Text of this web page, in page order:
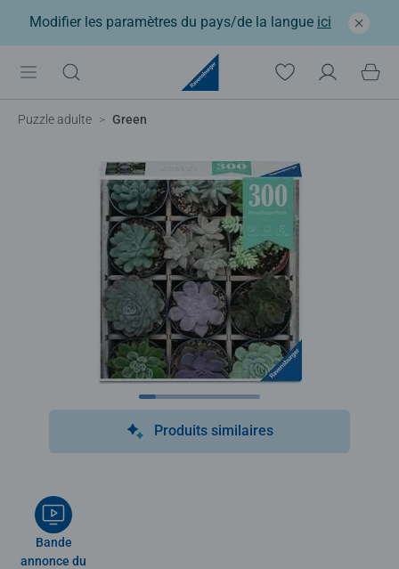
Modifier les paramètres du pays/de la langue ici
Puzzle adulte Green
Produits similaires
Bande
annonce du